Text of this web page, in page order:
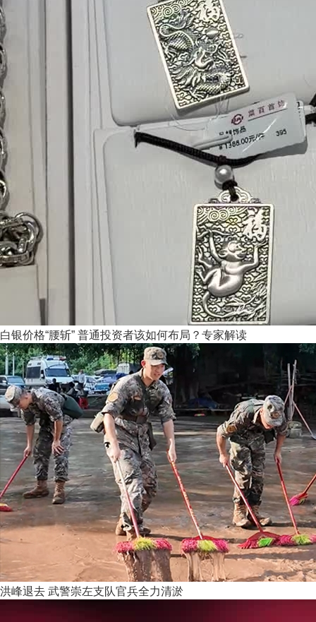
白银价格“腰斩” 普通投资者该如何布局？专家解读
洪峰退去 武警崇左支队官兵全力清淤